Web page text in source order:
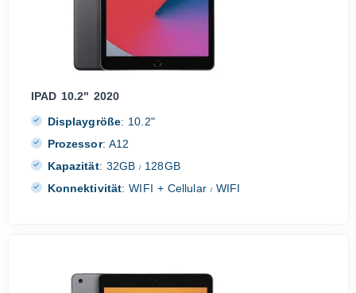
IPAD 10.2" 2020
Displaygröße: 10.2"
Prozessor: A12
Kapazität: 32GB/ 128GB
Konnektivität: WIFI + Cellular /WIFI